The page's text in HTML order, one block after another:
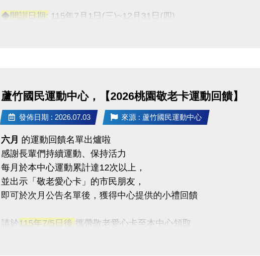
◆開訓日期:115年7月1日(三)~12月31日(四)
-官網 : https://www.lzsports.com.tw/zh_TW/news/pageID/1/
-FB : 桃園市蘆竹國民運動中心
-IG : @luzhusports
蘆竹國民運動中心，【2026桃園敬老卡運動回饋】
發佈日期 : 2026.07.03 來源 : 蘆竹國民運動中心
六月 的運動回饋名單出爐啦
感謝長輩們持續運動、保持活力
每月於本中心運動累計達12次以上，
並出示「敬老愛心卡」的市民朋友，
即可於次月公告名單後，獲得中心提供的小禮回饋
請於115年7/5日後攜帶敬老愛心卡至本中心領取